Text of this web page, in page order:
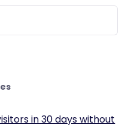
in 30 days without